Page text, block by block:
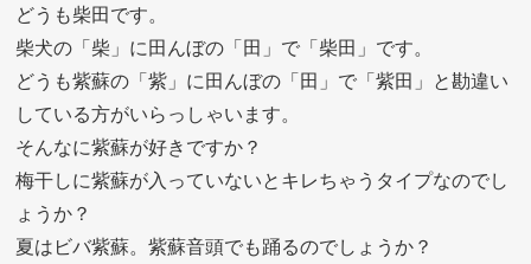
どうも柴田です。
柴犬の「柴」に田んぼの「田」で「柴田」です。
どうも紫蘇の「紫」に田んぼの「田」で「紫田」と勘違い
している方がいらっしゃいます。
そんなに紫蘇が好きですか？
梅干しに紫蘇が入っていないとキレちゃうタイプなのでし
ょうか？
夏はビバ紫蘇。紫蘇音頭でも踊るのでしょうか？